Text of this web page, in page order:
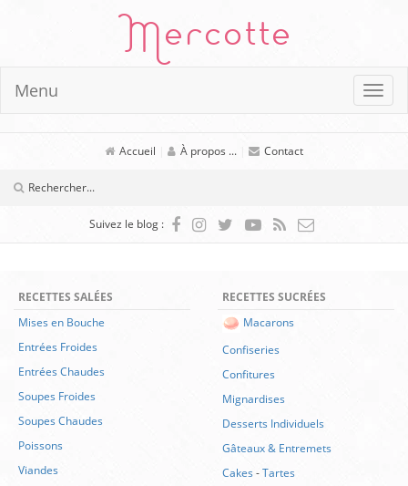
Mercotte
Menu
Accueil À propos ... Contact
Suivez le blog :
RECETTES SALÉES
Mises en Bouche
Entrées Froides
Entrées Chaudes
Soupes Froides
Soupes Chaudes
Poissons
Viandes
RECETTES SUCRÉES
Macarons
Confiseries
Confitures
Mignardises
Desserts Individuels
Gâteaux & Entremets
Cakes-Tartes